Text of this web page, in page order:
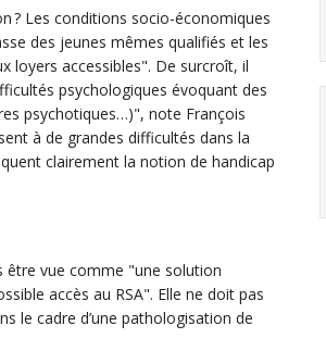
? Les conditions socio-économiques
des jeunes mêmes qualifiés et les
loyers accessibles". De surcroît, il
psychologiques évoquant des
psychotiques…)", note François
à de grandes difficultés dans la
clairement la notion de handicap
être vue comme "une solution
accès au RSA". Elle ne doit pas
le cadre d’une pathologisation de